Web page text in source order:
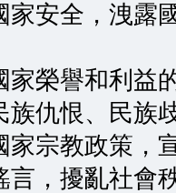
安全，洩露
榮譽和利益
仇恨、民族
宗教政策，
，擾亂社會